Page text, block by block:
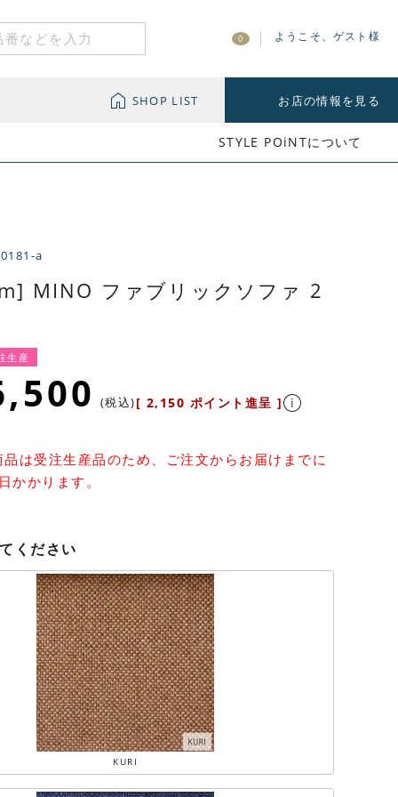
0 ようこそ、ゲスト様
SHOP LIST お店の情報を見る
STYLE POiNTについて
a
MINO ファブリックソファ 2
生産
税込 [ 2,150 ポイント進呈 ]
は受注生産品のため、ご注文からお届けまでに
かかります。
ください
KURI